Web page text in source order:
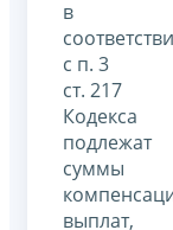
в
с п. 3
ст. 217
Кодекса
подлежат
суммы
выплат,